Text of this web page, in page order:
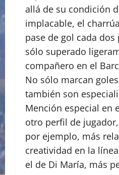
allá de su condición
implacable, el
pase de gol cada
sólo superado
compañero en el
No sólo marcan
también son
Mención especial en
otro perfil de
por ejemplo, más
creatividad en la
el de Di María, más